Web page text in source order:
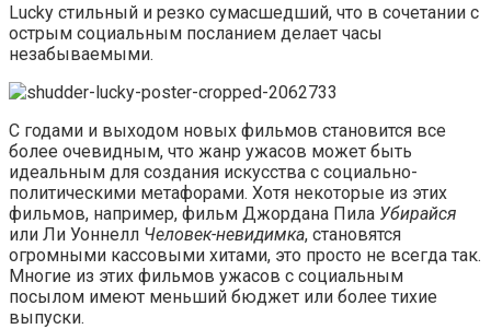
Lucky стильный и резко сумасшедший, что в сочетании с
острым социальным посланием делает часы
незабываемыми.
С годами и выходом новых фильмов становится все
более очевидным, что жанр ужасов может быть
идеальным для создания искусства с социально-
политическими метафорами. Хотя некоторые из этих
фильмов, например, фильм Джордана Пила Убирайся
или Ли Уоннелл Человек-невидимка, становятся
огромными кассовыми хитами, это просто не всегда так.
Многие из этих фильмов ужасов с социальным
посылом имеют меньший бюджет или более тихие
выпуски.